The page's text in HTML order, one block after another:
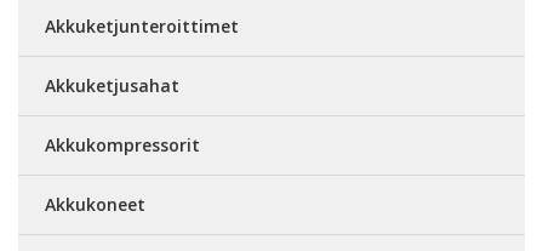
Akkuketjunteroittimet
Akkuketjusahat
Akkukompressorit
Akkukoneet